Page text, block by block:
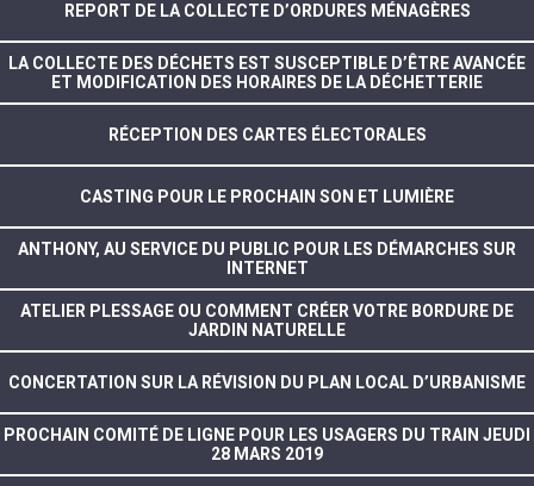
REPORT DE LA COLLECTE D’ORDURES MÉNAGÈRES
LA COLLECTE DES DÉCHETS EST SUSCEPTIBLE D’ÊTRE AVANCÉE
ET MODIFICATION DES HORAIRES DE LA DÉCHETTERIE
RÉCEPTION DES CARTES ÉLECTORALES
CASTING POUR LE PROCHAIN SON ET LUMIÈRE
ANTHONY, AU SERVICE DU PUBLIC POUR LES DÉMARCHES SUR
INTERNET
ATELIER PLESSAGE OU COMMENT CRÉER VOTRE BORDURE DE
JARDIN NATURELLE
CONCERTATION SUR LA RÉVISION DU PLAN LOCAL D’URBANISME
PROCHAIN COMITÉ DE LIGNE POUR LES USAGERS DU TRAIN JEUDI
28 MARS 2019